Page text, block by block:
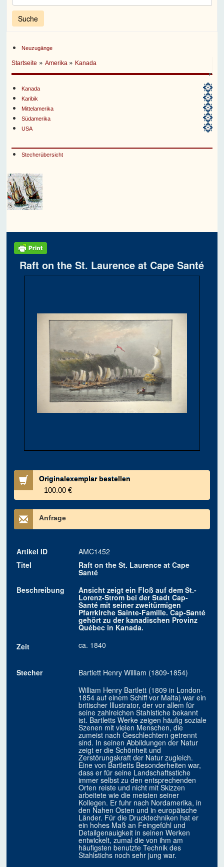
Neuzugänge
Startseite »Amerika » Kanada
Kanada
Karibik
Mittelamerika
Südamerika
USA
Stecherübersicht
Raft on the St. Laurence at Cape Santé
Originalexemplar bestellen
100.00 €
Anfrage
Artikel ID
AMC1452
Titel
Raft on the St. Laurence at Cape
Santé
Beschreibung
Ansicht zeigt ein Floß auf dem St.-
Lorenz-Strom bei der Stadt Cap-
Santé mit seiner zweitürmigen
Pfarrkirche Sainte-Famille. Cap-Santé
gehört zu der kanadischen Provinz
Québec in Kanada.
Zeit
ca. 1840
Stecher
Bartlett Henry William (1809-1854)
William Henry Bartlett (1809 in London-
1854 auf einem Schiff vor Malta) war ein
britischer Illustrator, der vor allem für
seine zahlreichen Stahlstiche bekannt
ist. Bartletts Werke zeigen häufig soziale
Szenen mit vielen Menschen, die
zumeist nach Geschlechtern getrennt
sind. In seinen Abbildungen der Natur
zeigt er die Schönheit und
Zerstörungskraft der Natur zugleich.
Eine von Bartletts Besonderheiten war,
dass er für seine Landschaftsstiche
immer selbst zu den entsprechenden
Orten reiste und nicht mit Skizzen
arbeitete wie die meisten seiner
Kollegen. Er fuhr nach Nordamerika, in
den Nahen Osten und in europäische
Länder. Für die Drucktechniken hat er
ein hohes Maß an Feingefühl und
Detailgenauigkeit in seinen Werken
entwickelt, zumal die von ihm am
häufigsten benutzte Technik des
Stahlstichs noch sehr jung war.